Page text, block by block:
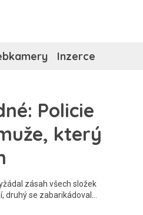
Inzerce
Policie
který
zásah všech složek
se zabarikádoval…